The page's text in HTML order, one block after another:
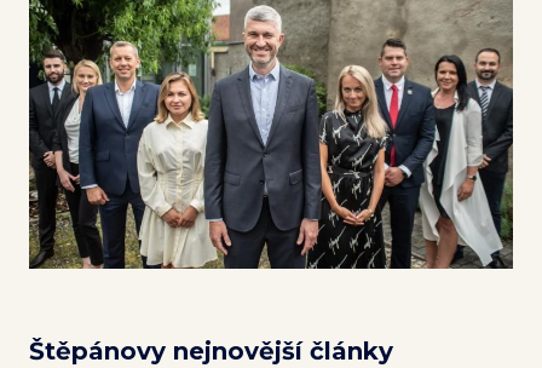
Štěpánovy nejnovější články